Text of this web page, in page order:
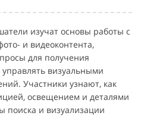
изучат основы работы с
и видеоконтента,
для получения
управлять визуальными
Участники узнают, как
освещением и деталями
поиска и визуализации